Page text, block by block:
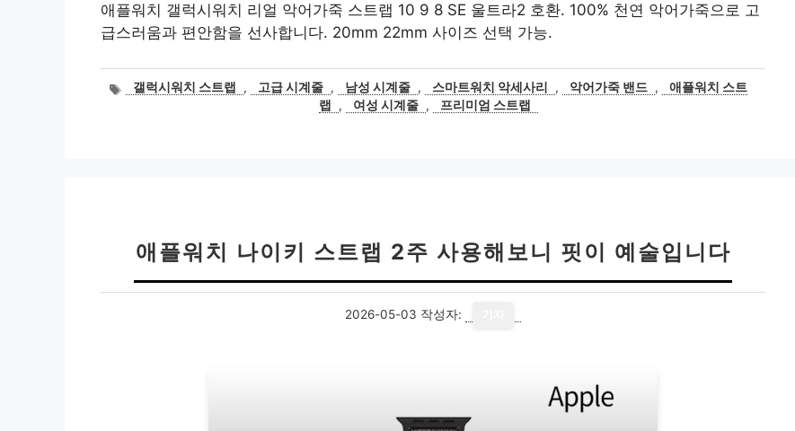
애플워치 갤럭시워치 리얼 악어가죽 스트랩 10 9 8 SE 울트라2 호환. 100% 천연 악어가죽으로 고
급스러움과 편안함을 선사합니다. 20mm 22mm 사이즈 선택 가능.
태갤럭시워치 스트랩 , 고급 시계줄 , 남성 시계줄 , 스마트워치 악세사리 , 악어가죽 밴드 ,
애플워치 스트
랩
, 여성 시계줄 , 프리미엄 스트랩
애플워치 나이키 스트랩 2주 사용해보니 핏이 예술입니다
2026-05-03 작성자: